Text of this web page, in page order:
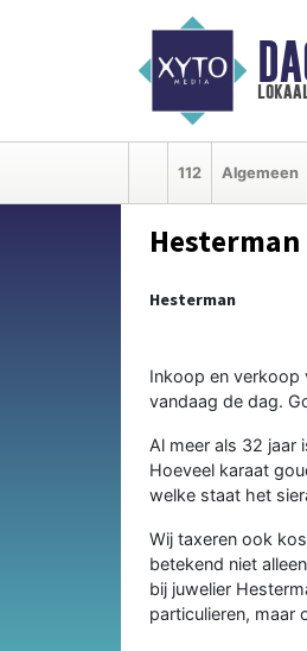
112 Algemeen
Hesterman
Hesterman
Inkoop en verkoop
vandaag de dag.
Al meer als 32 jaar
Hoeveel karaat
welke staat het
Wij taxeren ook
betekend niet
bij juwelier
particulieren, maar